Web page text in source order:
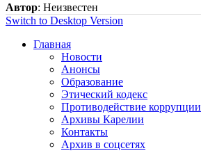
Автор: Неизвестен
Switch to Desktop Version
Главная
Новости
Анонсы
Образование
Этический кодекс
Противодействие коррупции
Архивы Карелии
Контакты
Архив в соцсетях